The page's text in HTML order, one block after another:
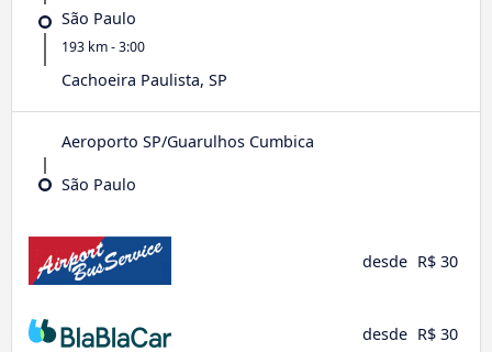
São Paulo
193 km - 3:00
Cachoeira Paulista, SP
Aeroporto SP/Guarulhos Cumbica
São Paulo
desde R$ 30
desde R$ 30